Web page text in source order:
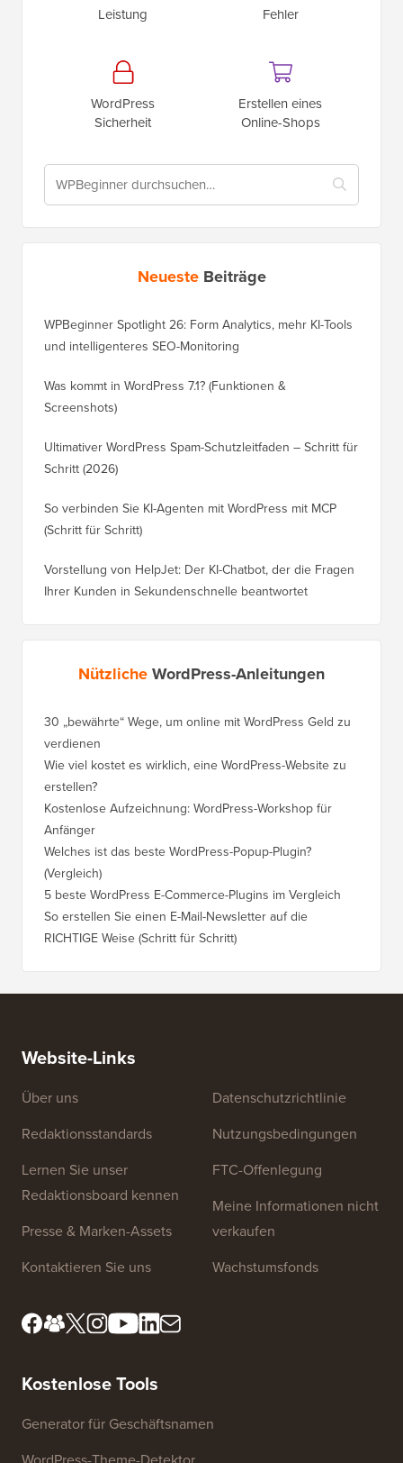
Leistung
Fehler
WordPress
Sicherheit
Erstellen eines
Online-Shops
Neueste Beiträge
WPBeginner Spotlight 26: Form Analytics, mehr KI-Tools
und intelligenteres SEO-Monitoring
Was kommt in WordPress 7.1? (Funktionen &
Screenshots)
Ultimativer WordPress Spam-Schutzleitfaden – Schritt für
Schritt (2026)
So verbinden Sie KI-Agenten mit WordPress mit MCP
(Schritt für Schritt)
Vorstellung von HelpJet: Der KI-Chatbot, der die Fragen
Ihrer Kunden in Sekundenschnelle beantwortet
NützlicheWordPress-Anleitungen
30 „bewährte“ Wege, um online mit WordPress Geld zu
verdienen
Wie viel kostet es wirklich, eine WordPress-Website zu
erstellen?
Kostenlose Aufzeichnung: WordPress-Workshop für
Anfänger
Welches ist das beste WordPress-Popup-Plugin?
(Vergleich)
5 beste WordPress E-Commerce-Plugins im Vergleich
So erstellen Sie einen E-Mail-Newsletter auf die
RICHTIGE Weise (Schritt für Schritt)
Website-Links
Über uns
Redaktionsstandards
Lernen Sie unser
Redaktionsboard kennen
Presse & Marken-Assets
Kontaktieren Sie uns
Datenschutzrichtlinie
Nutzungsbedingungen
FTC-Offenlegung
Meine Informationen nicht
verkaufen
Wachstumsfonds
Kostenlose Tools
Generator für Geschäftsnamen